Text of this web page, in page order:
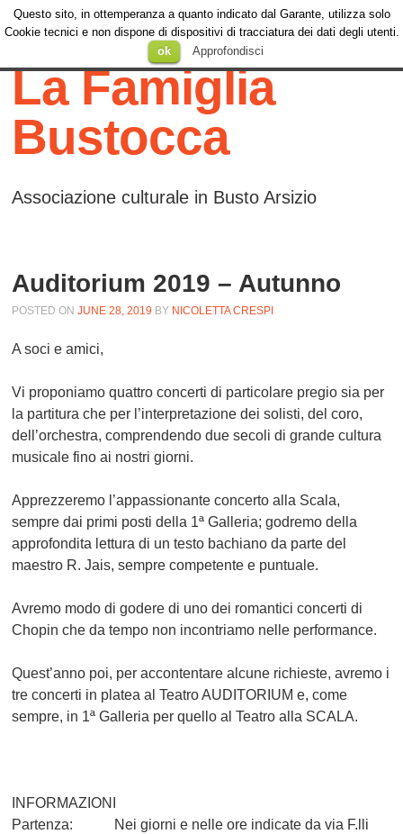
Menu
SKIP TO
Menu
La Famiglia
Bustocca
Associazione culturale in Busto Arsizio
Auditorium 2019 – Autunno
POSTED ONJUNE 28, 2019 BY NICOLETTA CRESPI
A soci e amici,
Vi proponiamo quattro concerti di particolare pregio sia per
la partitura che per l’interpretazione dei solisti, del coro,
dell’orchestra, comprendendo due secoli di grande cultura
musicale fino ai nostri giorni.
Apprezzeremo l’appassionante concerto alla Scala,
sempre dai primi posti della 1ª Galleria; godremo della
approfondita lettura di un testo bachiano da parte del
maestro R. Jais, sempre competente e puntuale.
Avremo modo di godere di uno dei romantici concerti di
Chopin che da tempo non incontriamo nelle performance.
Quest’anno poi, per accontentare alcune richieste, avremo i
tre concerti in platea al Teatro AUDITORIUM e, come
sempre, in 1ª Galleria per quello al Teatro alla SCALA.
INFORMAZIONI
Partenza:
Nei giorni e nelle ore indicate da via F.lli
Questo sito, in ottemperanza a quanto indicato dal Garante, utilizza solo
Cookie tecnici e non dispone di dispositivi di tracciatura dei dati degli utenti.
ok
Approfondisci